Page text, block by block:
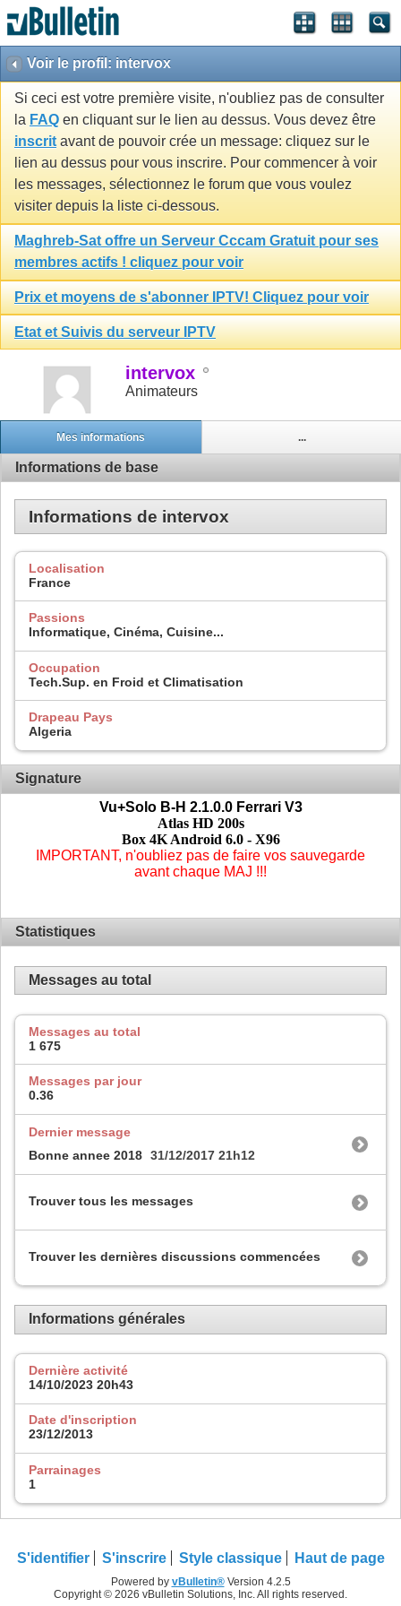
Voir le profil: intervox
Si ceci est votre première visite, n'oubliez pas de consulter
la FAQ en cliquant sur le lien au dessus. Vous devez être
inscrit avant de pouvoir crée un message: cliquez sur le
lien au dessus pour vous inscrire. Pour commencer à voir
les messages, sélectionnez le forum que vous voulez
visiter depuis la liste ci-dessous.
Maghreb-Sat offre un Serveur Cccam Gratuit pour ses
membres actifs ! cliquez pour voir
Prix et moyens de s'abonner IPTV! Cliquez pour voir
Etat et Suivis du serveur IPTV
intervox
Animateurs
Mes informations ...
Informations de base
Informations de intervox
Localisation
France
Passions
Informatique, Cinéma, Cuisine...
Occupation
Tech.Sup. en Froid et Climatisation
Drapeau Pays
Algeria
Signature
Vu+Solo B-H 2.1.0.0 Ferrari V3
Atlas HD 200s
Box 4K Android 6.0 - X96
IMPORTANT, n'oubliez pas de faire vos sauvegarde
avant chaque MAJ !!!
Statistiques
Messages au total
Messages au total
1 675
Messages par jour
0.36
Dernier message
Bonne annee 2018 31/12/2017 21h12
Trouver tous les messages
Trouver les dernières discussions commencées
Informations générales
Dernière activité
14/10/2023 20h43
Date d'inscription
23/12/2013
Parrainages
1
S'identifier S'inscrire Style classique Haut de page
Powered by vBulletin®Version 4.2.5
Copyright © 2026 vBulletin Solutions, Inc. All rights reserved.